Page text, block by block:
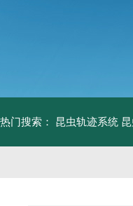
热门搜索： 昆虫轨迹系统